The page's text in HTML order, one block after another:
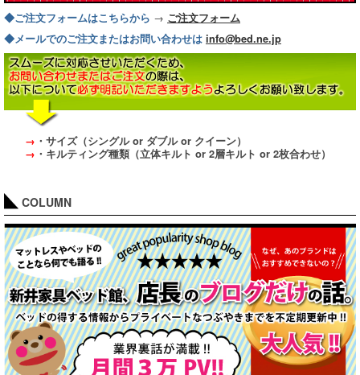
◆ご注文フォームはこちらから → ご注文フォーム
◆メールでのご注文またはお問い合わせは info@bed.ne.jp
→ ・サイズ（シングル or ダブル or クイーン）
→ ・キルティング種類（立体キルト or 2層キルト or 2枚合わせ）
COLUMN